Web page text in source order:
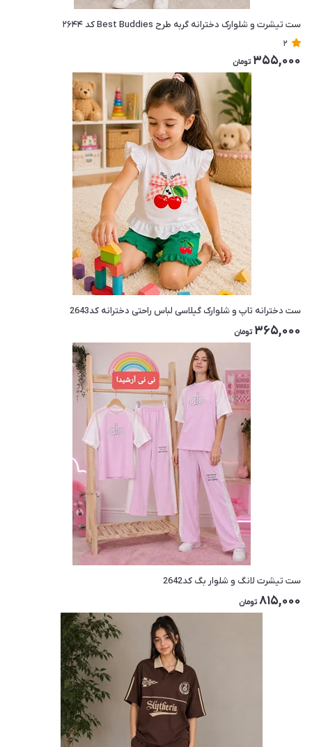
ست تیشرت و شلوارک دخترانه گربه طرح Best Buddies کد ۲۶۴۴
2
355,000 تومان
ست دخترانه تاپ و شلوارک گیلاسی لباس راحتی دخترانه کد2643
365,000 تومان
ست تیشرت لانگ و شلوار بگ کد2642
815,000 تومان